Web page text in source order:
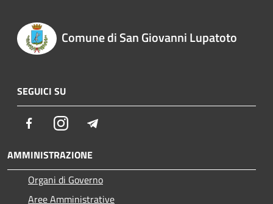
Comune di San Giovanni Lupatoto
SEGUICI SU
FacebookInstagram
AMMINISTRAZIONE
Organi di Governo
Aree Amministrative